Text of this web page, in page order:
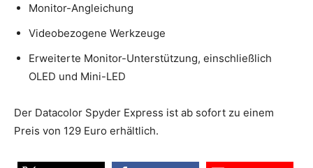
Monitor-Angleichung
Videobezogene Werkzeuge
Erweiterte Monitor-Unterstützung, einschließlich
OLED und Mini-LED
Der Datacolor Spyder Express ist ab sofort zu einem
Preis von 129 Euro erhältlich.